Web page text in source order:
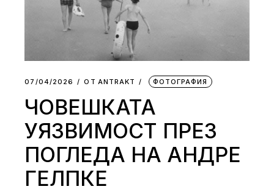
07/04/2026 ОТ АNTRAKT ФОТОГРАФИЯ
ЧОВЕШКАТА
УЯЗВИМОСТ ПРЕЗ
ПОГЛЕДА НА АНДРЕ
ГЕЛПКЕ